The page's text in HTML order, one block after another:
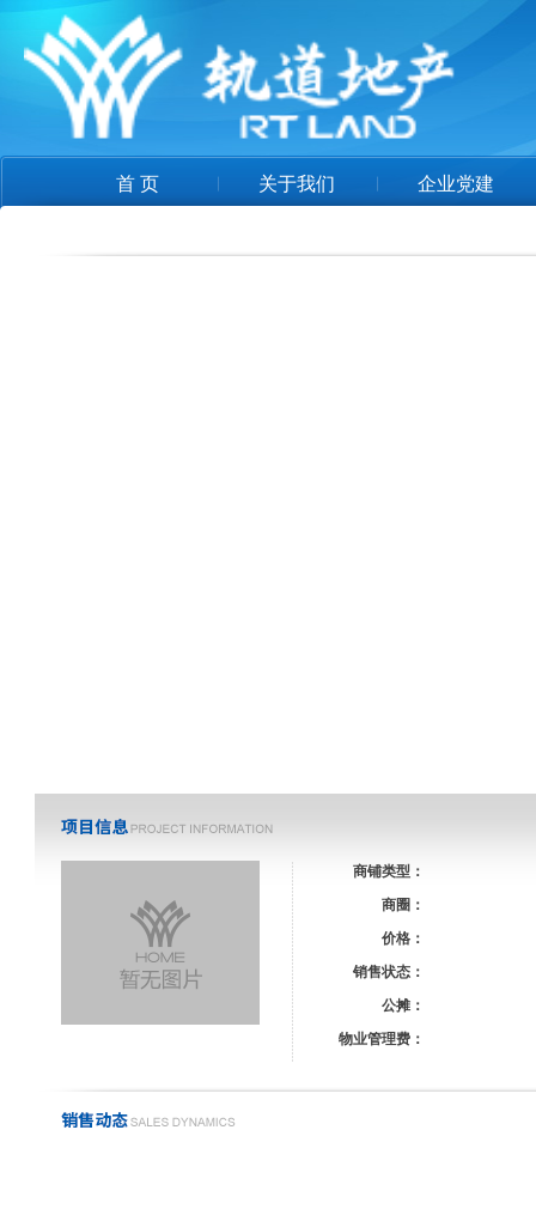
首 页 关于我们 企业党建
商铺类型：
商圈：
价格：
销售状态：
公摊：
物业管理费：